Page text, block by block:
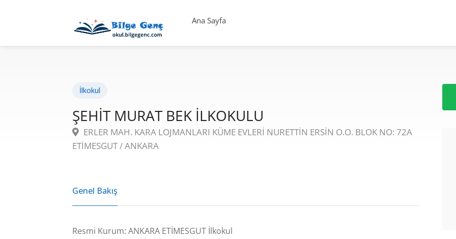
Ana Sayfa
İlkokul
ŞEHİT MURAT BEK İLKOKULU
ERLER MAH. KARA LOJMANLARI KÜME EVLERİ NURETTİN ERSİN O.O. BLOK NO: 72A
ETİMESGUT / ANKARA
Genel Bakış
Resmi Kurum: ANKARA ETİMESGUT İlkokul